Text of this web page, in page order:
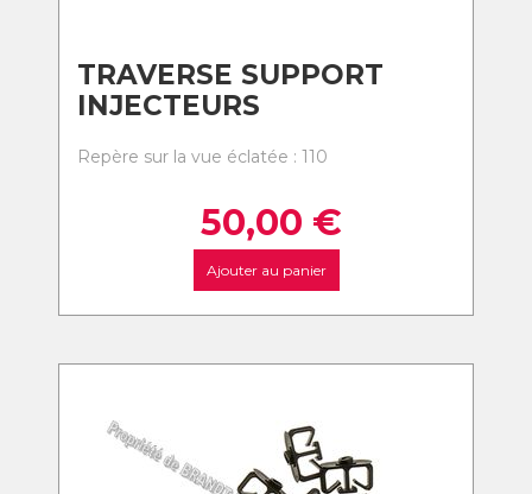
TRAVERSE SUPPORT
INJECTEURS
Repère sur la vue éclatée : 110
50,00 €
Ajouter au panier